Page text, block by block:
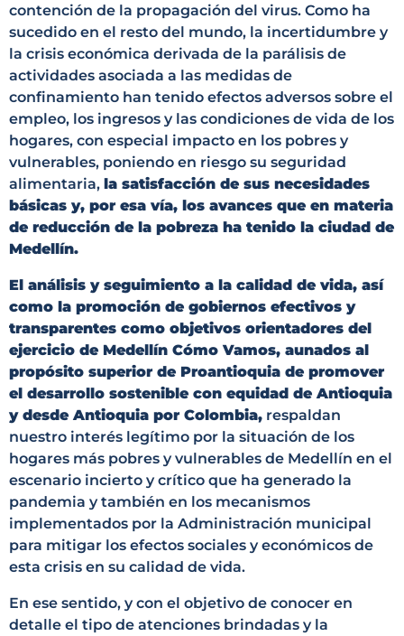
contención de la propagación del virus. Como ha
sucedido en el resto del mundo, la incertidumbre y
la crisis económica derivada de la parálisis de
actividades asociada a las medidas de
confinamiento han tenido efectos adversos sobre el
empleo, los ingresos y las condiciones de vida de los
hogares, con especial impacto en los pobres y
vulnerables, poniendo en riesgo su seguridad
alimentaria, la satisfacción de sus necesidades
básicas y, por esa vía, los avances que en materia
de reducción de la pobreza ha tenido la ciudad de
Medellín.
El análisis y seguimiento a la calidad de vida, así
como la promoción de gobiernos efectivos y
transparentes como objetivos orientadores del
ejercicio de Medellín Cómo Vamos, aunados al
propósito superior de Proantioquia de promover
el desarrollo sostenible con equidad de Antioquia
y desde Antioquia por Colombia, respaldan
nuestro interés legítimo por la situación de los
hogares más pobres y vulnerables de Medellín en el
escenario incierto y crítico que ha generado la
pandemia y también en los mecanismos
implementados por la Administración municipal
para mitigar los efectos sociales y económicos de
esta crisis en su calidad de vida.
En ese sentido, y con el objetivo de conocer en
detalle el tipo de atenciones brindadas y la